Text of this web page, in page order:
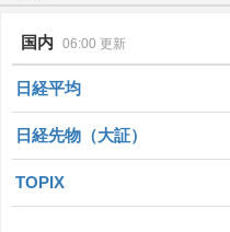
国内 06:00 更新
日経平均
日経先物（大証）
TOPIX